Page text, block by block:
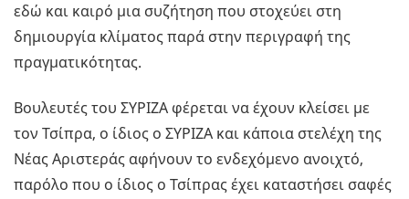
εδώ και καιρό μια συζήτηση που στοχεύει στη
δημιουργία κλίματος παρά στην περιγραφή της
πραγματικότητας.
Βουλευτές του ΣΥΡΙΖΑ φέρεται να έχουν κλείσει με
τον Τσίπρα, ο ίδιος ο ΣΥΡΙΖΑ και κάποια στελέχη της
Νέας Αριστεράς αφήνουν το ενδεχόμενο ανοιχτό,
παρόλο που ο ίδιος ο Τσίπρας έχει καταστήσει σαφές